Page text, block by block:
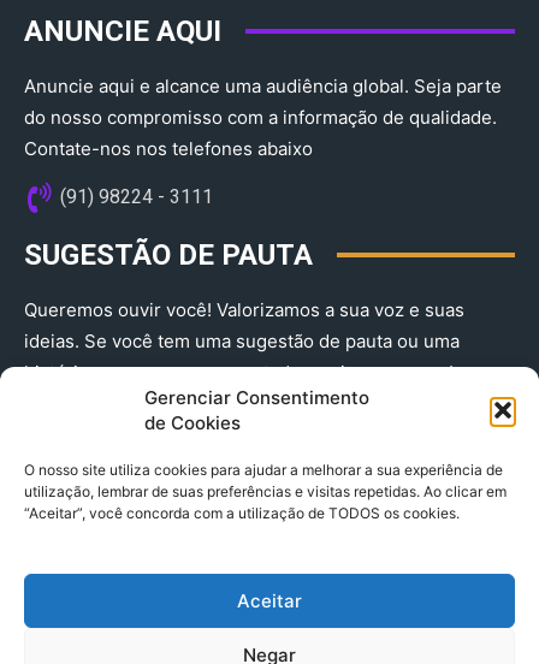
Gerenciar Consentimento
de Cookies
O nosso site utiliza cookies para ajudar a melhorar a sua experiência de
utilização, lembrar de suas preferências e visitas repetidas. Ao clicar em
“Aceitar”, você concorda com a utilização de TODOS os cookies.
Aceitar
Negar
ANUNCIE AQUI
Anuncie aqui e alcance uma audiência global. Seja parte
do nosso compromisso com a informação de qualidade.
Contate-nos nos telefones abaixo
(91) 98224 - 3111
SUGESTÃO DE PAUTA
Queremos ouvir você! Valorizamos a sua voz e suas
ideias. Se você tem uma sugestão de pauta ou uma
história que merece ser contada, envie-nos agora!
(91) 98224 - 3111
© 2025 A Província do Pará CNPJ: 04.901.141/0001-36 End .
Trav. Quintino Bocaiuva 2301, Ed. Rogério Fernandez – Sala